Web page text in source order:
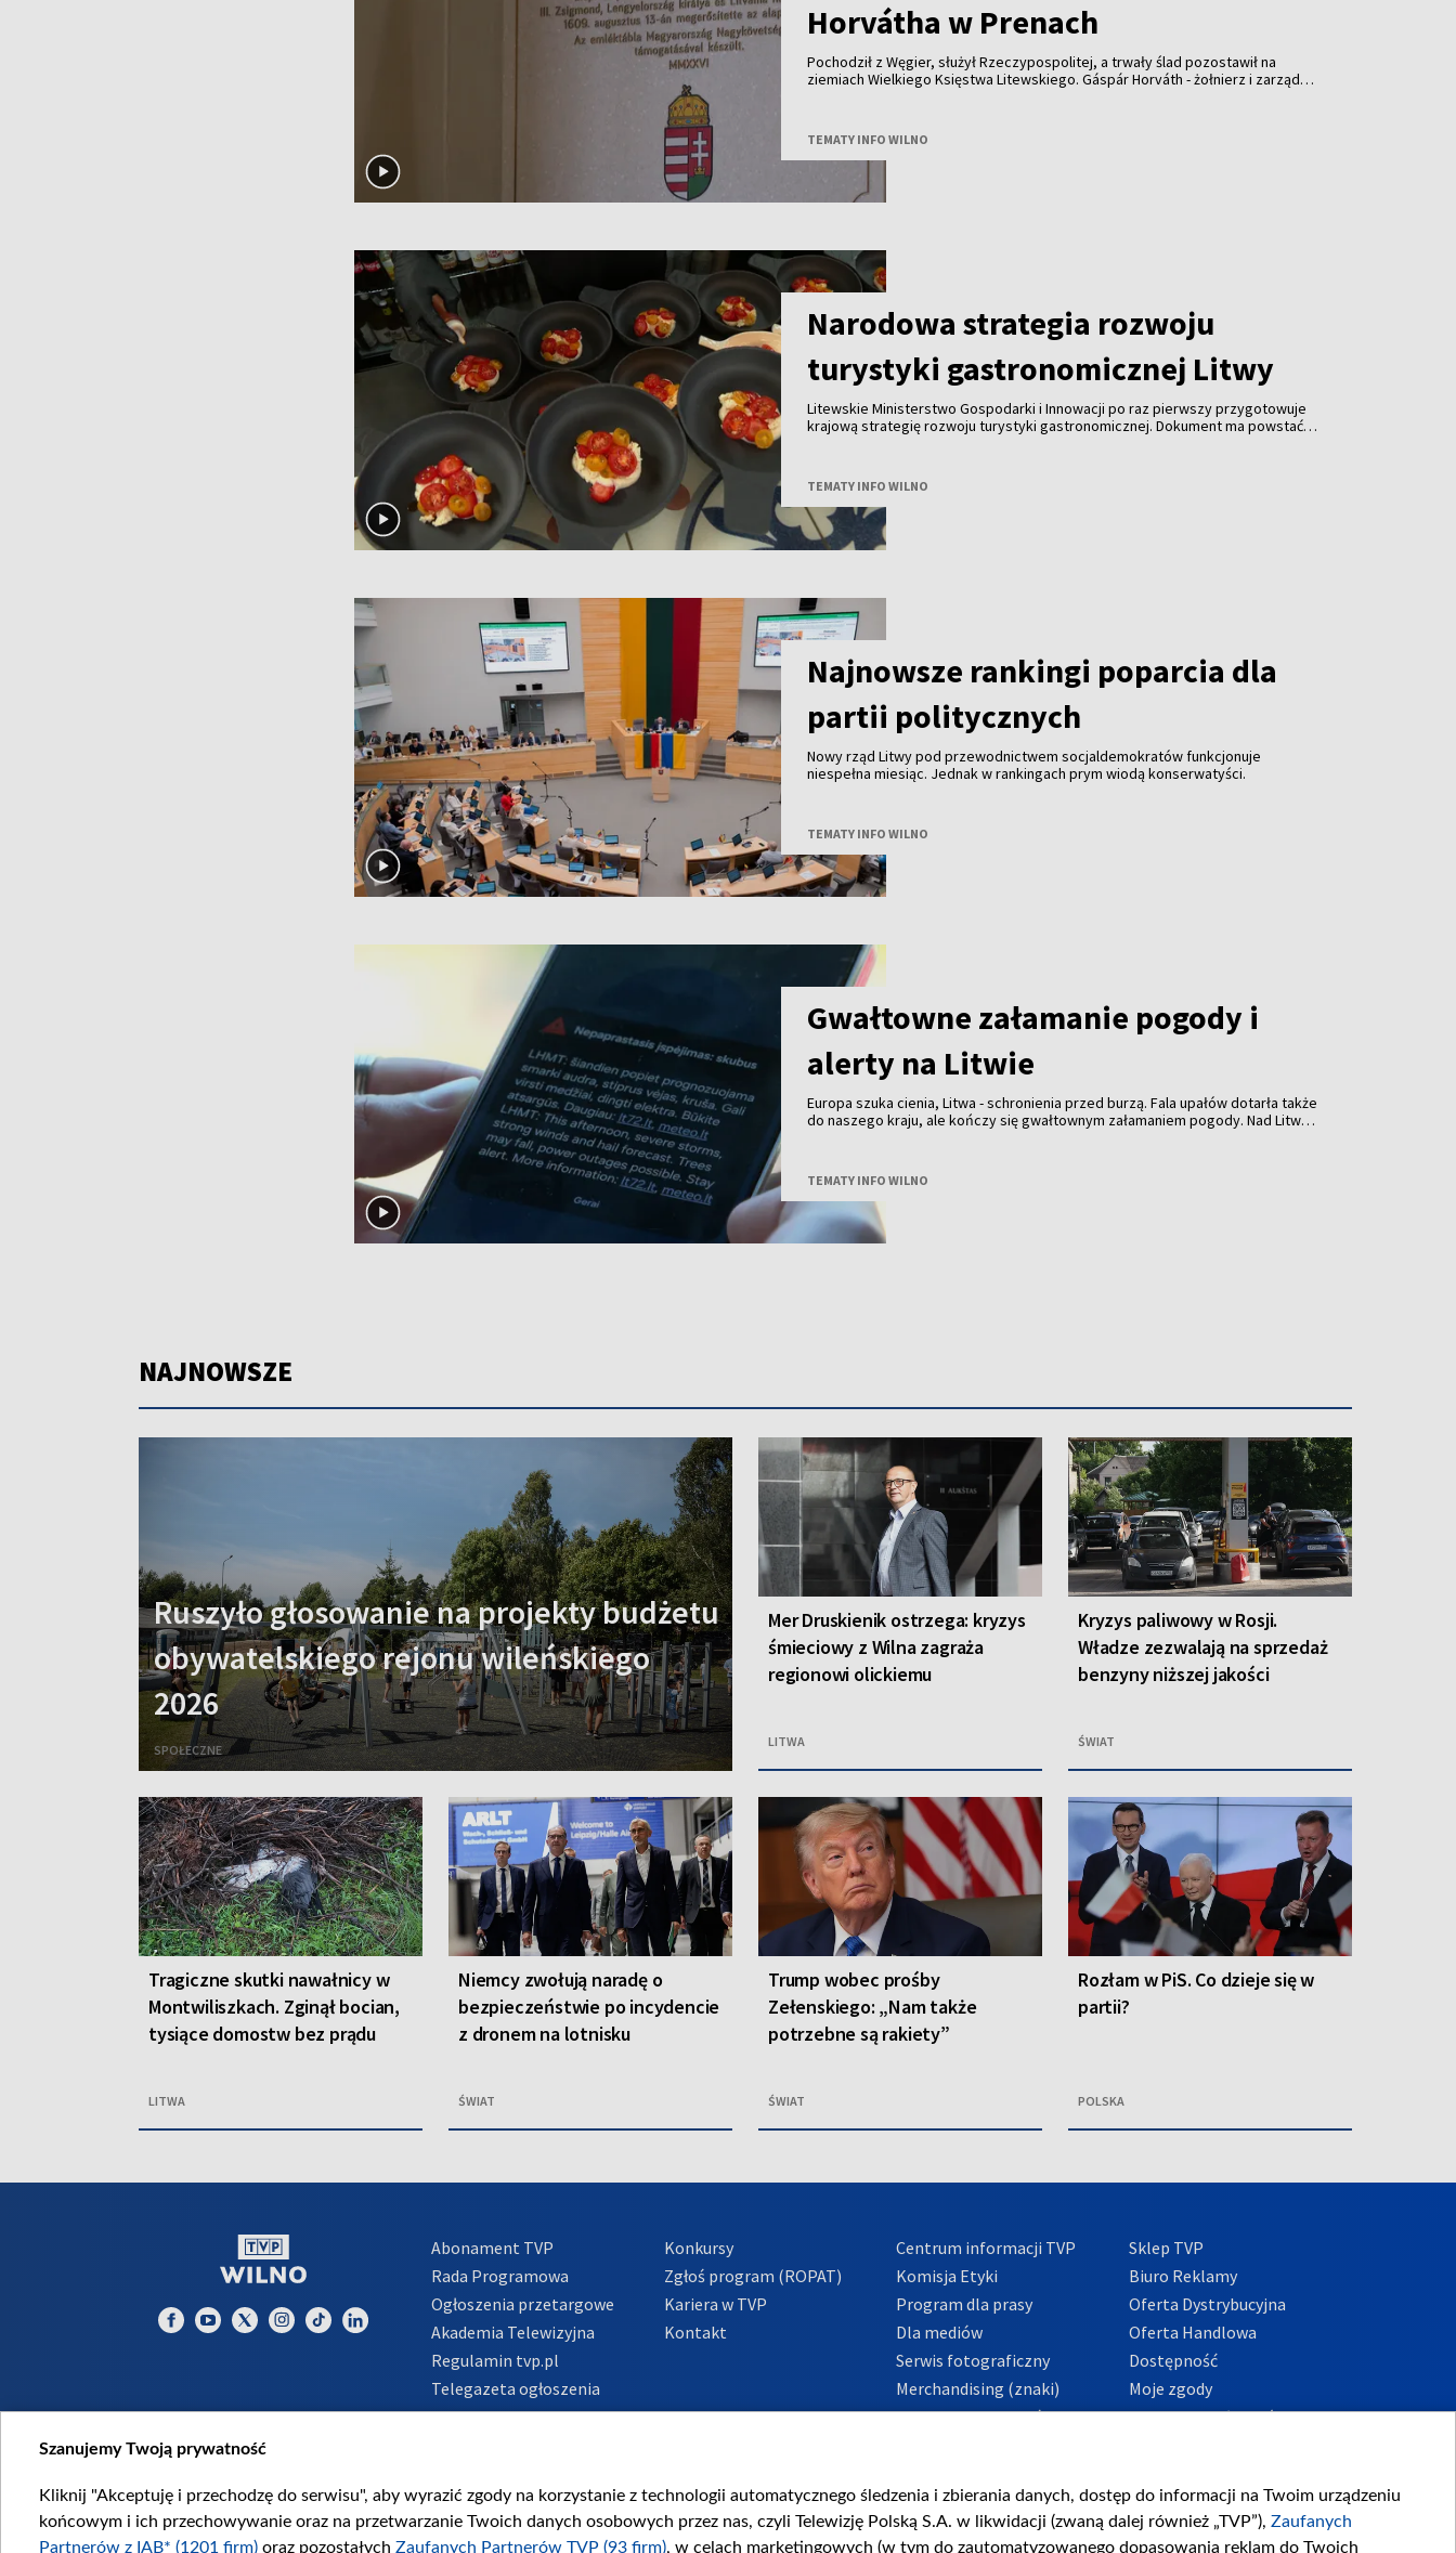
Horvátha w Prenach
Pochodził z Węgier, służył Rzeczypospolitej, a trwały ślad pozostawił na
ziemiach Wielkiego Księstwa Litewskiego. Gáspár Horváth - żołnierz i zarządca
Polski i Węgier.
TEMATY INFO WILNO
Narodowa strategia rozwoju
turystyki gastronomicznej Litwy
Litewskie Ministerstwo Gospodarki i Innowacji po raz pierwszy przygotowuje
krajową strategię rozwoju turystyki gastronomicznej. Dokument ma powstać
gałęzi litewskiej turystyki, zwiększenie jej konkurencyjności i promocja kraju za
granicą.
TEMATY INFO WILNO
Najnowsze rankingi poparcia dla
partii politycznych
Nowy rząd Litwy pod przewodnictwem socjaldemokratów funkcjonuje
niespełna miesiąc. Jednak w rankingach prym wiodą konserwatyści.
TEMATY INFO WILNO
Gwałtowne załamanie pogody i
alerty na Litwie
Europa szuka cienia, Litwa - schronienia przed burzą. Fala upałów dotarła także
do naszego kraju, ale kończy się gwałtownym załamaniem pogody. Nad Litwą
TEMATY INFO WILNO
NAJNOWSZE
Ruszyło głosowanie na projekty budżetu
obywatelskiego rejonu wileńskiego
2026
SPOŁECZNE
Mer Druskienik ostrzega: kryzys
śmieciowy z Wilna zagraża
regionowi olickiemu
LITWA
Kryzys paliwowy w Rosji.
Władze zezwalają na sprzedaż
benzyny niższej jakości
ŚWIAT
Tragiczne skutki nawałnicy w
Montwiliszkach. Zginął bocian,
tysiące domostw bez prądu
LITWA
Niemcy zwołują naradę o
bezpieczeństwie po incydencie
z dronem na lotnisku
ŚWIAT
Trump wobec prośby
Zełenskiego: „Nam także
potrzebne są rakiety”
ŚWIAT
Rozłam w PiS. Co dzieje się w
partii?
POLSKA
Abonament TVP
Rada Programowa
Ogłoszenia przetargowe
Akademia Telewizyjna
Regulamin tvp.pl
Telegazeta ogłoszenia
Informacje o nadawcy
Konkursy
Zgłoś program (ROPAT)
Kariera w TVP
Kontakt
Centrum informacji TVP
Komisja Etyki
Program dla prasy
Dla mediów
Serwis fotograficzny
Merchandising (znaki)
Polityka Prywatności
Sklep TVP
Biuro Reklamy
Oferta Dystrybucyjna
Oferta Handlowa
Dostępność
Moje zgody
Procedura zgłoszeń
Szanujemy Twoją prywatność
Kliknij "Akceptuję i przechodzę do serwisu", aby wyrazić zgody na korzystanie z technologii automatycznego śledzenia i zbierania danych, dostęp do informacji na Twoim urządzeniu
końcowym i ich przechowywanie oraz na przetwarzanie Twoich danych osobowych przez nas, czyli Telewizję Polską S.A. w likwidacji (zwaną dalej również „TVP”), Zaufanych
Partnerów z IAB* (1201 firm) oraz pozostałych Zaufanych Partnerów TVP (93 firm), w celach marketingowych (w tym do zautomatyzowanego dopasowania reklam do Twoich